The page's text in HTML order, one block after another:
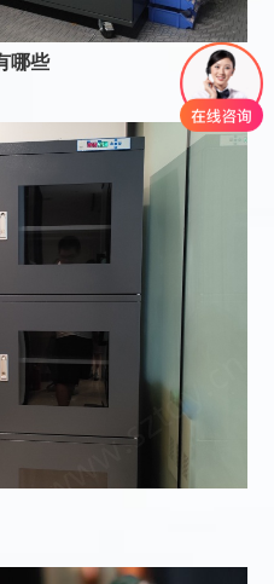
哪些